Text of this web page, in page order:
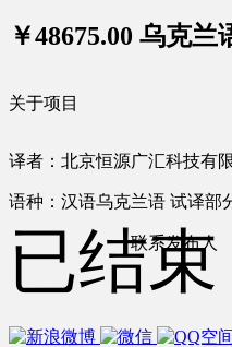
￥48675.00 乌克兰
关于项目
译者：北京恒源广汇科技有
语种：汉语乌克兰语 试译部
联系发布人
已结束